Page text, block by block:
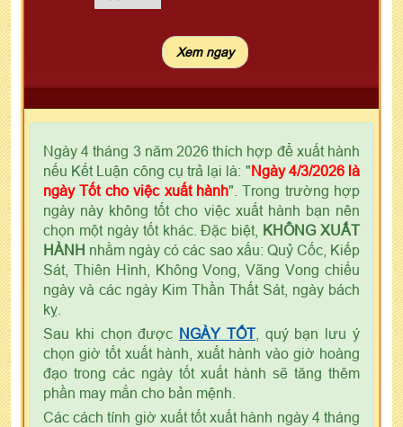
Ngày 4 tháng 3 năm 2026 thích hợp để xuất hành
nếu Kết Luận công cụ trả lại là: "Ngày 4/3/2026 là
ngày Tốt cho việc xuất hành". Trong trường hợp
ngày này không tốt cho việc xuất hành bạn nên
chọn một ngày tốt khác. Đặc biệt, KHÔNG XUẤT
HÀNH nhằm ngày có các sao xấu: Quỷ Cốc, Kiếp
Sát, Thiên Hình, Không Vong, Vãng Vong chiếu
ngày và các ngày Kim Thần Thất Sát, ngày bách
kỵ.
Sau khi chọn được NGÀY TỐT, quý bạn lưu ý
chọn giờ tốt xuất hành, xuất hành vào giờ hoàng
đạo trong các ngày tốt xuất hành sẽ tăng thêm
phần may mắn cho bản mệnh.
Các cách tính giờ xuất tốt xuất hành ngày 4 tháng